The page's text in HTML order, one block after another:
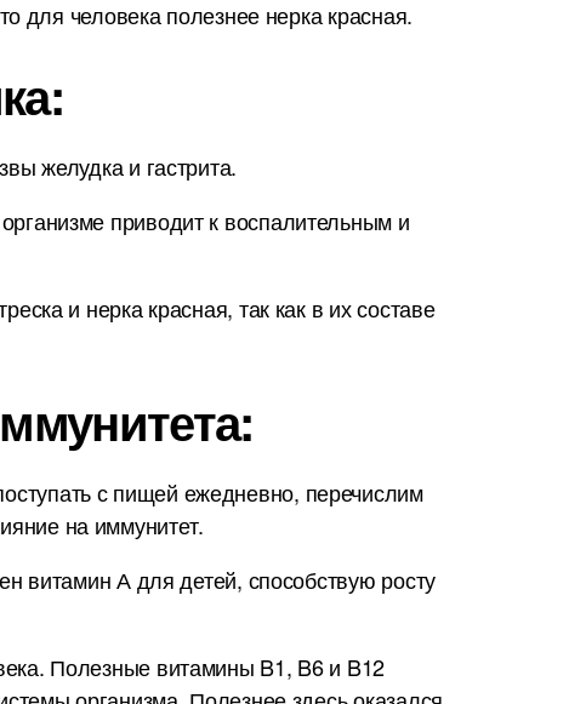
для человека полезнее нерка красная.
желудка и гастрита.
приводит к воспалительным и
и нерка красная, так как в их составе
с пищей ежедневно, перечислим
на иммунитет.
витамин А для детей, способствую росту
Полезные витамины B1, B6 и B12